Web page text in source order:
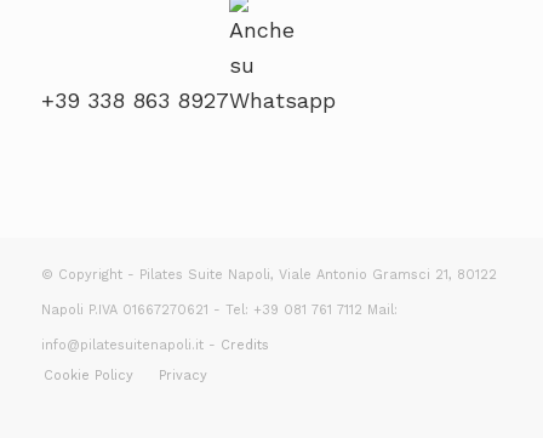
+39 338 863 8927
© Copyright - Pilates Suite Napoli, Viale Antonio Gramsci 21, 80122
Napoli P.IVA 01667270621 - Tel: +39 081 761 7112 Mail:
info@pilatesuitenapoli.it - Credits
Cookie Policy
Privacy